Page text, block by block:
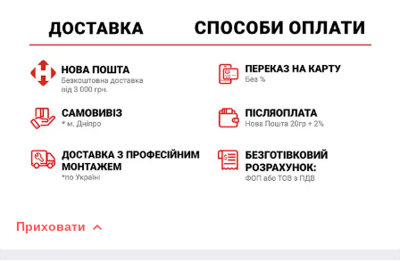
Приховати